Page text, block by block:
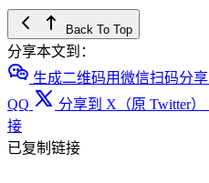
Back To Top
分享本文到：
生成二维码用微信扫码分享
QQ
分享到 X（原 Twitter）
接
已复制链接